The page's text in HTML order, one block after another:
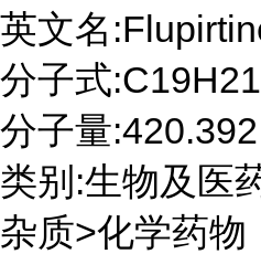
英文名
分子式
分子量:420.392
类别:生物及医
杂质>化学药物